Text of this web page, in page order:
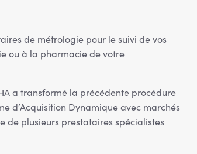
de métrologie pour le suivi de vos
ou à la pharmacie de votre
a transformé la précédente procédure
d’Acquisition Dynamique avec marchés
de plusieurs prestataires spécialistes